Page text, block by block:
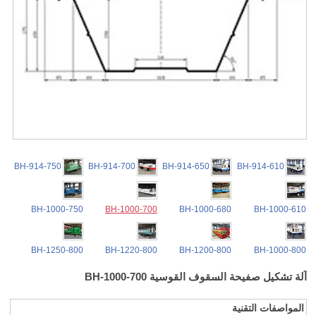
BH-914-610
BH-914-650
BH-914-700
BH-914-750
BH-1000-610
BH-1000-680
BH-1000-700
BH-1000-750
BH-1000-800
BH-1200-800
BH-1220-800
BH-1250-800
آلة تشكيل صفيحة السقوف القوسية BH-1000-700
المواصفات التقنية